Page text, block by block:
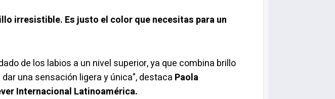
irresistible. Es justo el color que necesitas para un
de los labios a un nivel superior, ya que combina brillo
una sensación ligera y única", destaca Paola
Internacional Latinoamérica.